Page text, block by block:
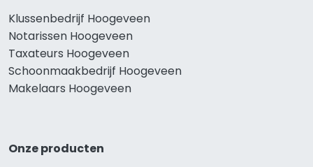
Klussenbedrijf Hoogeveen
Notarissen Hoogeveen
Taxateurs Hoogeveen
Schoonmaakbedrijf Hoogeveen
Makelaars Hoogeveen
Onze producten